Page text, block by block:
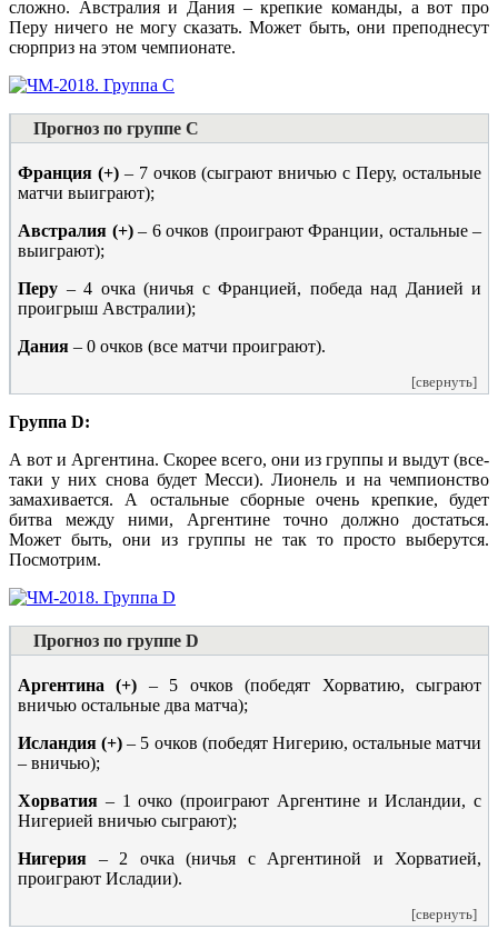
сложно. Австралия и Дания – крепкие команды, а вот про
Перу ничего не могу сказать. Может быть, они преподнесут
сюрприз на этом чемпионате.
Прогноз по группе C
Франция (+)– 7 очков (сыграют вничью с Перу, остальные
матчи выиграют);
Австралия (+)– 6 очков (проиграют Франции, остальные –
выиграют);
Перу – 4 очка (ничья с Францией, победа над Данией и
проигрыш Австралии);
Дания – 0 очков (все матчи проиграют).
[свернуть]
Группа D:
А вот и Аргентина. Скорее всего, они из группы и выдут (все-
таки у них снова будет Месси). Лионель и на чемпионство
замахивается. А остальные сборные очень крепкие, будет
битва между ними, Аргентине точно должно достаться.
Может быть, они из группы не так то просто выберутся.
Посмотрим.
Прогноз по группе D
Аргентина (+) – 5 очков (победят Хорватию, сыграют
вничью остальные два матча);
Исландия (+) – 5 очков (победят Нигерию, остальные матчи
– вничью);
Хорватия – 1 очко (проиграют Аргентине и Исландии, с
Нигерией вничью сыграют);
Нигерия – 2 очка (ничья с Аргентиной и Хорватией,
проиграют Исладии).
[свернуть]